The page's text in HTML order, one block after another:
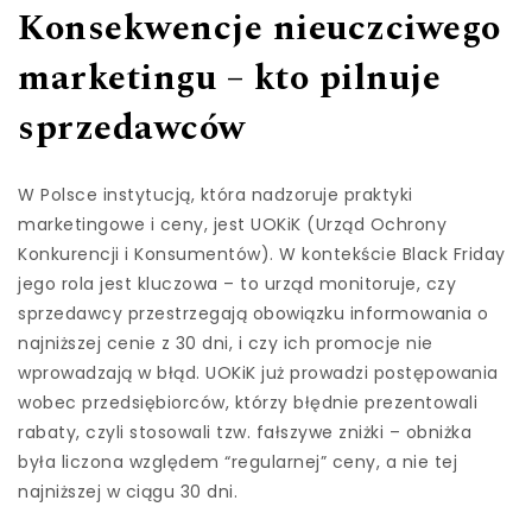
Konsekwencje nieuczciwego
marketingu – kto pilnuje
sprzedawców
W Polsce instytucją, która nadzoruje praktyki
marketingowe i ceny, jest UOKiK (Urząd Ochrony
Konkurencji i Konsumentów). W kontekście Black Friday
jego rola jest kluczowa – to urząd monitoruje, czy
sprzedawcy przestrzegają obowiązku informowania o
najniższej cenie z 30 dni, i czy ich promocje nie
wprowadzają w błąd. UOKiK już prowadzi postępowania
wobec przedsiębiorców, którzy błędnie prezentowali
rabaty, czyli stosowali tzw. fałszywe zniżki – obniżka
była liczona względem “regularnej” ceny, a nie tej
najniższej w ciągu 30 dni.